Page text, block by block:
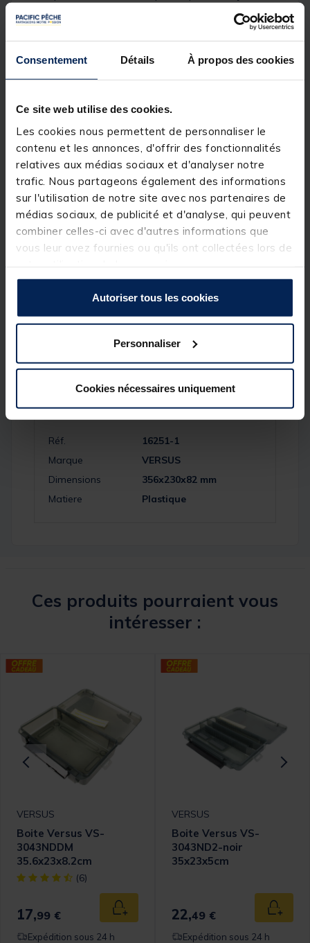
Consentement Détails À propos des cookies
Ce site web utilise des cookies.
Les cookies nous permettent de personnaliser le
contenu et les annonces, d'offrir des fonctionnalités
relatives aux médias sociaux et d'analyser notre
trafic. Nous partageons également des informations
sur l'utilisation de notre site avec nos partenaires de
médias sociaux, de publicité et d'analyse, qui peuvent
combiner celles-ci avec d'autres informations que
vous leur avez fournies ou qu'ils ont collectées lors de
Autoriser tous les cookies
Personnaliser
Cookies nécessaires uniquement
pêche en plastique n'a pas de séparations ou de
sections, ce qui permet aux utilisateurs de placer des
articles de pêche de différentes tailles à l'intérieur de
la boite. La VS-3043NDDM est également dotée d'un
solide qui maintient le couvercle fermé pendant le
- Couvercle à charnière
- Autocollant du logo Versus sur le couvercle
- Fermeture sécurisée par loquet en plastique
- Patte de suspension en plastique amovible
Détails
Caractéristiques de laVS3043NDD:
Dimensions : 356x230x82mm
Spécifications
Réf.
16251-1
Marque
VERSUS
Dimensions
356x230x82 mm
Matiere
Plastique
Ces produits pourraient vous
intéresser :
Rating
panier
VERSUS
Boite Versus VS-
3043NDDM
35.6x23x8.2cm
[object Object] out of 5 Customer Rating
(6)
17,99 € Ajouter au panier
Expédition sous 24 h
VERSUS
Boite Versus VS-
3043ND2-noir
35x23x5cm
22,49 €
Expédition sous 24 h